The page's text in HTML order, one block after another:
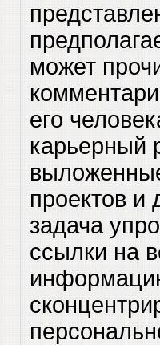
может
его
карьерный
проектов и
задача
ссылки на